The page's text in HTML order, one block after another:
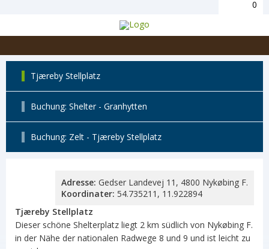
0
Tjæreby Stellplatz
Buchung: Shelter - Granhytten
Buchung: Zelt - Tjæreby Stellplatz
Adresse: Gedser Landevej 11, 4800 Nykøbing F.
Koordinater: 54.735211, 11.922894
Tjæreby Stellplatz
Dieser schöne Shelterplatz liegt 2 km südlich von Nykøbing F.
in der Nähe der nationalen Radwege 8 und 9 und ist leicht zu